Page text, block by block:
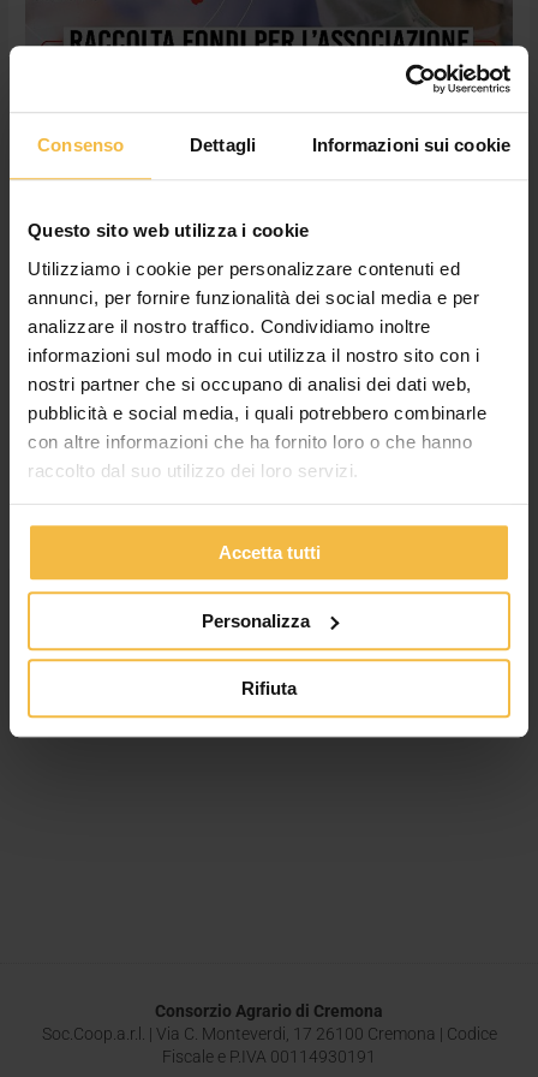
Consenso Dettagli Informazioni sui cookie
Questo sito web utilizza i cookie
Utilizziamo i cookie per personalizzare contenuti ed
annunci, per fornire funzionalità dei social media e per
analizzare il nostro traffico. Condividiamo inoltre
informazioni sul modo in cui utilizza il nostro sito con i
nostri partner che si occupano di analisi dei dati web,
pubblicità e social media, i quali potrebbero combinarle
con altre informazioni che ha fornito loro o che hanno
raccolto dal suo utilizzo dei loro servizi.
Accetta tutti
Personalizza
Rifiuta
Emergenza covid-19: l’Associazione
aiuto agli ospedali cremonesi
News,Non categorizzato/adminconsorzioac
Anche il Consorzio Agrario di Cremona aderisce
all’Associazione Uniti per la Provincia di Cremona nata per
sostenere gli ospedali di Cremona, Crema e Casalmaggiore in
questa terribile emergenza sanitaria dettata dal diffondersi del
covid-19 Aiutiamo i nostri ospedali #insiemecelafaremo
#unitiperlaprovinciadicremona #andràtuttobene
aiuto
agli
Consorzio Agrario di Cremona
Soc.Coop.a.r.l. | Via C. Monteverdi, 17 26100 Cremona | Codice
Fiscale e P.IVA 00114930191